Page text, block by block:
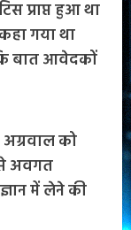
प्राप्त हुआ था
गया था
बात आवेदकों
को
अवगत
में लेने की